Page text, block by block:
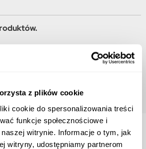
z plików cookie
cookie do spersonalizowania treści
funkcje społecznościowe i
witrynie. Informacje o tym, jak
witryny, udostępniamy partnerom
zostanie wyświetlonych więcej